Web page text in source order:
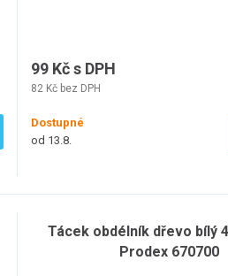
99 Kč s DPH
82 Kč bez DPH
Dostupné
od 13.8.
Tácek obdélník dřevo bílý
Prodex 670700